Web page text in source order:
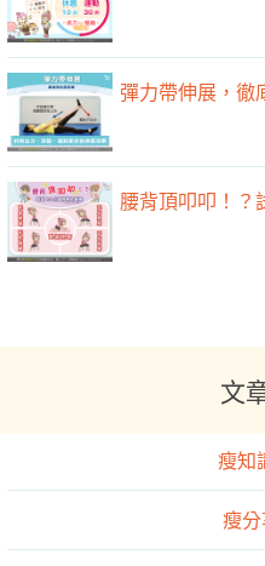
彈力帶伸展，徹
腰背頂叩叩！？
文
瘦知
瘦